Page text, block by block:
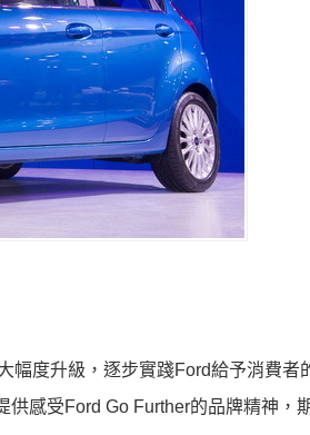
幅度升級，逐步實踐Ford給予消費者
感受Ford Go Further的品牌精神，